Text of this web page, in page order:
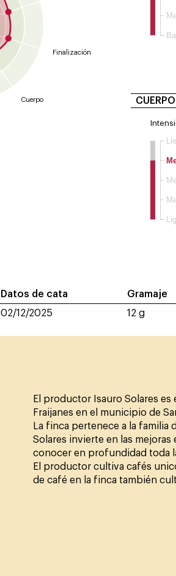
Finalización
Cuerpo CUERPO
Datos de cata
02/12/2025
Gramaje
12 g
El productor Isauro Solares
Fraijanes en el municipio de
La finca pertenece a la familia
Solares invierte en las
conocer en profundidad toda
El productor cultiva cafés
de café en la finca también